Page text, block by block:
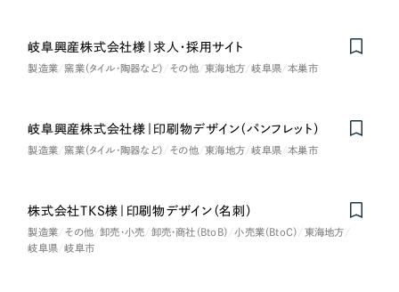
人材サービス
ホワイト・白色
岐阜興産株式会社様｜求人・採用サイト
製造業 窯業（タイル・陶器など） その他 東海地方 岐阜県 本巣市
岐阜興産株式会社様｜印刷物デザイン（パンフレット）
製造業 窯業（タイル・陶器など） その他 東海地方 岐阜県 本巣市
株式会社TKS様｜印刷物デザイン（名刺）
製造業 その他 卸売・小売 卸売・商社（BtoB） 小売業（BtoC）
東海地方
岐阜県
岐阜市